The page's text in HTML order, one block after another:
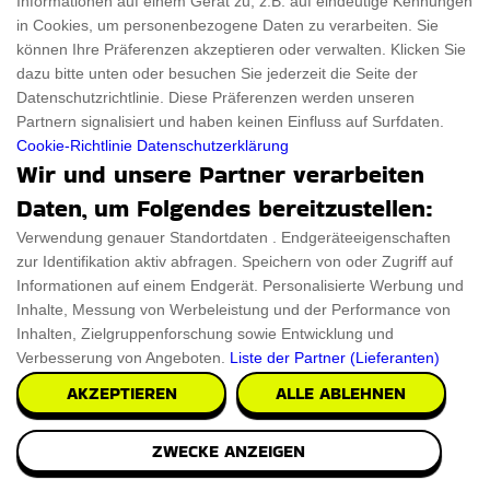
How to Not Die Alone Buchen Sie
Lernen Sie die Wissenschaft der Liebe und der
Beziehungen kennen. Lesen Sie die prägnantesten und p
PRÜFEN SIE ES AUS €13.12
in Cookies, um personenbezogene Daten zu verarbeiten. Sie
können Ihre Präferenzen akzeptieren oder verwalten. Klicken Sie
dazu bitte unten oder besuchen Sie jederzeit die Seite der
Datenschutzrichtlinie. Diese Präferenzen werden unseren
Partnern signalisiert und haben keinen Einfluss auf Surfdaten.
Cookie-Richtlinie Datenschutzerklärung
Wir und unsere Partner verarbeiten
Daten, um Folgendes bereitzustellen:
Verwendung genauer Standortdaten . Endgeräteeigenschaften
zur Identifikation aktiv abfragen. Speichern von oder Zugriff auf
Informationen auf einem Endgerät. Personalisierte Werbung und
Inhalte, Messung von Werbeleistung und der Performance von
Inhalten, Zielgruppenforschung sowie Entwicklung und
Verbesserung von Angeboten. Liste der Partner (Lieferanten)
AKZEPTIEREN ALLE ABLEHNEN
ZWECKE ANZEIGEN